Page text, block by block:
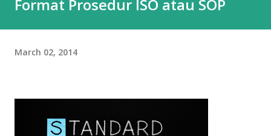
Format Prosedur ISO atau SOP
March 02, 2014